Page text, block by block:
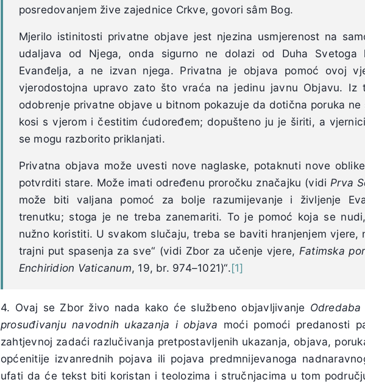
posredovanjem žive zajednice Crkve, govori sâm Bog.
Mjerilo istinitosti privatne objave jest njezina usmjerenost na
udaljava od Njega, onda sigurno ne dolazi od Duha
Evanđelja, a ne izvan njega. Privatna je objava pomoć ovoj
vjerodostojna upravo zato što vraća na jedinu javnu Objavu. Iz
odobrenje privatne objave u bitnom pokazuje da dotična poruka
kosi s vjerom i čestitim ćudoređem; dopušteno ju je širiti, a
se mogu razborito priklanjati.
Privatna objava može uvesti nove naglaske, potaknuti nove
potvrditi stare. Može imati određenu proročku značajku (vidiPrva
može biti valjana pomoć za bolje razumijevanje i življenje
trenutku; stoga je ne treba zanemariti. To je pomoć koja se
nužno koristiti. U svakom slučaju, treba se baviti hranjenjem vjere,
trajni put spasenja za sve“ (vidi Zbor za učenje vjere, Fatimska
Enchiridion Vaticanum, 19, br. 974–1021)“.[1]
4. Ovaj se Zbor živo nada kako će službeno objavljivanje
prosuđivanju navodnih ukazanja i objava moći pomoći predanosti
zahtjevnoj zadaći razlučivanja pretpostavljenih ukazanja, objava,
općenitije izvanrednih pojava ili pojava predmnijevanoga
ufati da će tekst biti koristan i teolozima i stručnjacima u tom